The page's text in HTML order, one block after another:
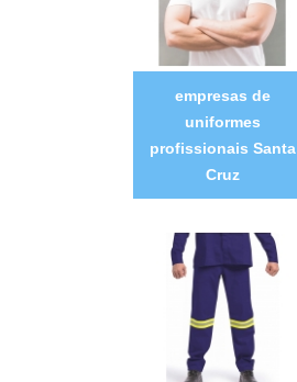
empresas de
uniformes
profissionais Santa
Cruz